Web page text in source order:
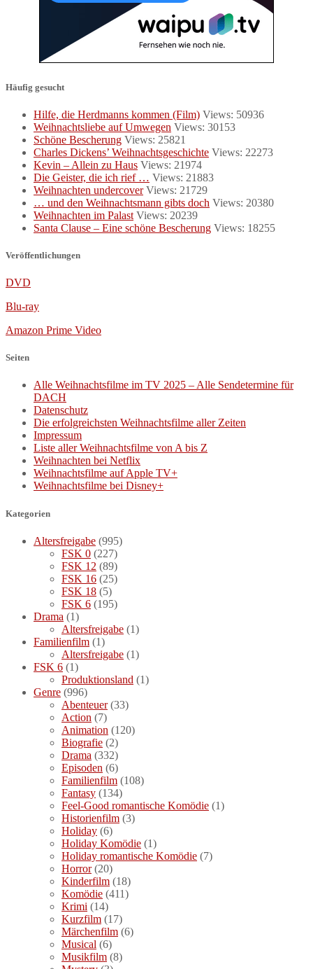
Häufig gesucht
Hilfe, die Herdmanns kommen (Film) Views: 50936
Weihnachtsliebe auf Umwegen Views: 30153
Schöne Bescherung Views: 25821
Charles Dickens’ Weihnachtsgeschichte Views: 22273
Kevin – Allein zu Haus Views: 21974
Die Geister, die ich rief … Views: 21883
Weihnachten undercover Views: 21729
… und den Weihnachtsmann gibts doch Views: 20380
Weihnachten im Palast Views: 20239
Santa Clause – Eine schöne Bescherung Views: 18255
Veröffentlichungen
DVD
Blu-ray
Amazon Prime Video
Seiten
Alle Weihnachtsfilme im TV 2025 – Alle Sendetermine für
DACH
Datenschutz
Die erfolgreichsten Weihnachtsfilme aller Zeiten
Impressum
Liste aller Weihnachtsfilme von A bis Z
Weihnachten bei Netflix
Weihnachtsfilme auf Apple TV+
Weihnachtsfilme bei Disney+
Kategorien
Altersfreigabe (995)
FSK 0 (227)
FSK 12 (89)
FSK 16 (25)
FSK 18 (5)
FSK 6 (195)
Drama (1)
Altersfreigabe (1)
Familienfilm (1)
Altersfreigabe (1)
FSK 6 (1)
Produktionsland (1)
Genre (996)
Abenteuer(33)
Action (7)
Animation (120)
Biografie (2)
Drama (332)
Episoden (6)
Familienfilm (108)
Fantasy (134)
Feel-Good romantische Komödie (1)
Historienfilm (3)
Holiday (6)
Holiday Komödie (1)
Holiday romantische Komödie (7)
Horror(20)
Kinderfilm (18)
Komödie (411)
Krimi (14)
Kurzfilm (17)
Märchenfilm (6)
Musical (6)
Musikfilm (8)